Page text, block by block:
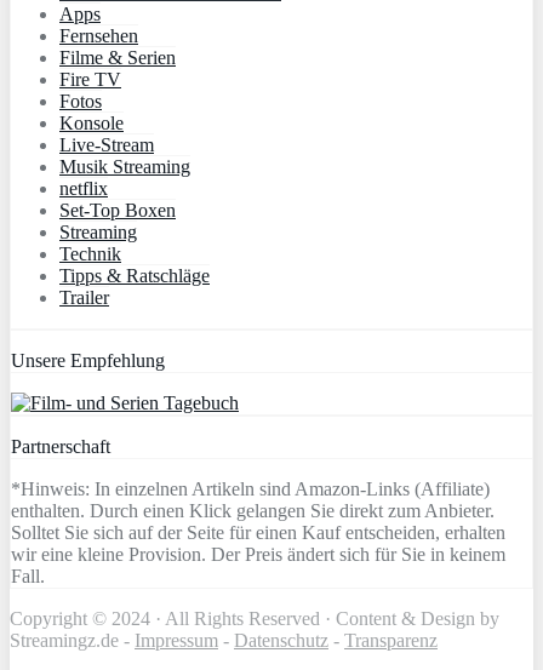
Apps
Fernsehen
Filme & Serien
Fire TV
Fotos
Konsole
Live-Stream
Musik Streaming
netflix
Set-Top Boxen
Streaming
Technik
Tipps & Ratschläge
Trailer
Unsere Empfehlung
Partnerschaft
*Hinweis: In einzelnen Artikeln sind Amazon-Links (Affiliate)
enthalten. Durch einen Klick gelangen Sie direkt zum Anbieter.
Solltet Sie sich auf der Seite für einen Kauf entscheiden, erhalten
wir eine kleine Provision. Der Preis ändert sich für Sie in keinem
Fall.
Copyright © 2024 · All Rights Reserved · Content & Design by
Streamingz.de - Impressum - Datenschutz - Transparenz